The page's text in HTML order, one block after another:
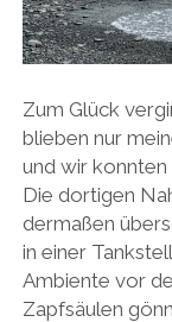
Zum Glück
blieben nur
und wir
Die dortigen
dermaßen
in einer
Ambiente vor
Zapfsäulen